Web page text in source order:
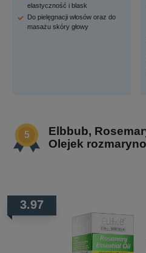
elastyczność i blask
Do pielęgnacji włosów oraz do
masażu skóry głowy
Elbbub,
Olejek
3.97